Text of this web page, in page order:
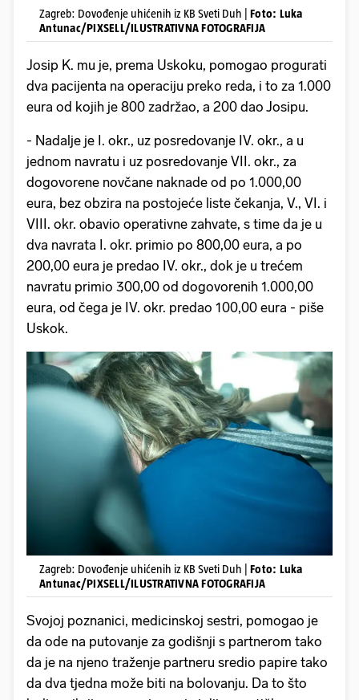
Zagreb: Dovođenje uhićenih iz KB Sveti Duh | Foto: Luka
Antunac/PIXSELL/ILUSTRATIVNA FOTOGRAFIJA
Josip K. mu je, prema Uskoku, pomogao progurati
dva pacijenta na operaciju preko reda, i to za 1.000
eura od kojih je 800 zadržao, a 200 dao Josipu.
- Nadalje je I. okr., uz posredovanje IV. okr., a u
jednom navratu i uz posredovanje VII. okr., za
dogovorene novčane naknade od po 1.000,00
eura, bez obzira na postojeće liste čekanja, V., VI. i
VIII. okr. obavio operativne zahvate, s time da je u
dva navrata I. okr. primio po 800,00 eura, a po
200,00 eura je predao IV. okr., dok je u trećem
navratu primio 300,00 od dogovorenih 1.000,00
eura, od čega je IV. okr. predao 100,00 eura - piše
Uskok.
Zagreb: Dovođenje uhićenih iz KB Sveti Duh | Foto: Luka
Antunac/PIXSELL/ILUSTRATIVNA FOTOGRAFIJA
Svojoj poznanici, medicinskoj sestri, pomogao je
da ode na putovanje za godišnji s partnerom tako
da je na njeno traženje partneru sredio papire tako
da dva tjedna može biti na bolovanju. Da to što